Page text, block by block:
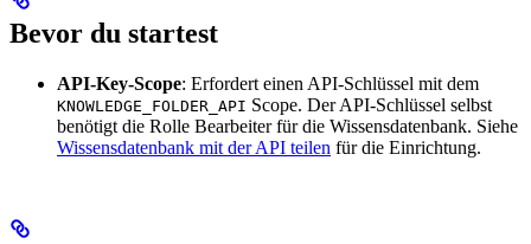
Bevor du startest
API-Key-Scope: Erfordert einen API-Schlüssel mit dem
KNOWLEDGE_FOLDER_API Scope. Der API-Schlüssel selbst
benötigt die Rolle Bearbeiter für die Wissensdatenbank. Siehe
Wissensdatenbank mit der API teilen für die Einrichtung.